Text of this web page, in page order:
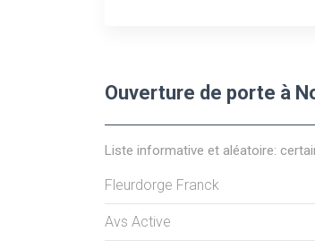
Ouverture de porte à
Liste informative et aléatoire:
Fleurdorge Franck
Avs Active